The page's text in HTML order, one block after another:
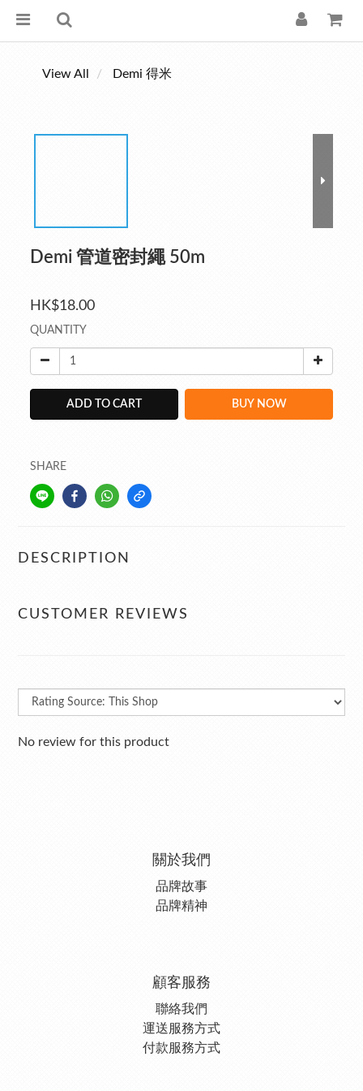
View All Demi 得米
Demi 管道密封繩 50m
HK$18.00
QUANTITY
ADD TO CART BUY NOW
SHARE
DESCRIPTION
CUSTOMER REVIEWS
No review for this product
關於我們
品牌故事
品牌精神
顧客服務
聯絡我們
運送服務方式
付款服務方式